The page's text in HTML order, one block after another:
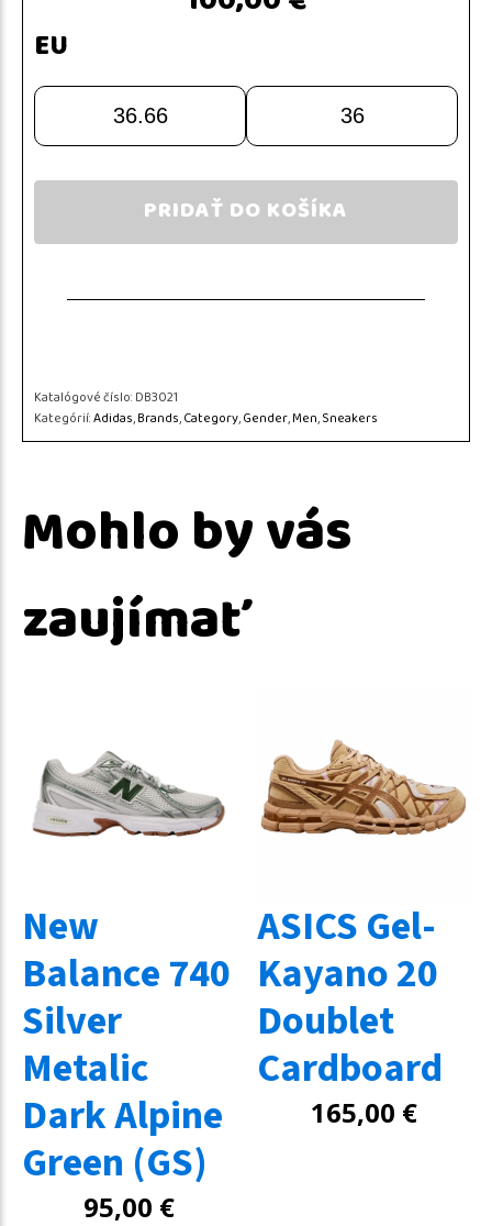
EU
36.66 36
PRIDAŤ DO KOŠÍKA
Katalógové číslo:DB3021
Kategórií:Adidas,Brands,Category,Gender,Men,Sneakers
Mohlo by vás
zaujímať
New
Balance 740
Silver
Metalic
Dark Alpine
Green (GS)
95,00 €
ASICS Gel-
Kayano 20
Doublet
Cardboard
165,00 €